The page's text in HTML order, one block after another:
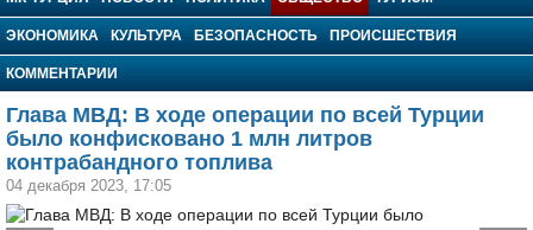
ЭКОНОМИКА КУЛЬТУРА БЕЗОПАСНОСТЬ ПРОИСШЕСТВИЯ
КОММЕНТАРИИ
Глава МВД: В ходе операции по всей Турции
было конфисковано 1 млн литров
контрабандного топлива
04 декабря 2023, 17:05